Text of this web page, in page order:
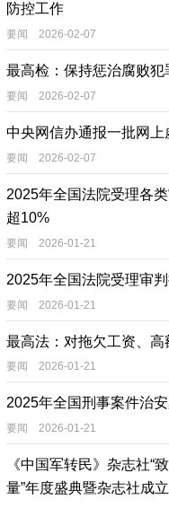
防控工作
要闻 2026-02-07
最高检：保持惩治腐败犯
要闻 2026-02-07
中央网信办通报一批网上
要闻 2026-02-07
2025年全国法院受理各
超10%
要闻 2026-01-21
2025年全国法院受理审
要闻 2026-01-21
最高法：对拖欠工资、
要闻 2026-01-21
2025年全国刑事案件治
要闻 2026-01-21
《中国军转民》杂志社“
量”年度盛典暨杂志社成